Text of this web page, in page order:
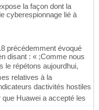
la façon dont la
cyberespionnage lié à
précédemment évoqué
disant : « ;Comme nous
le répétons aujourdhui,
relatives à la
dactivités hostiles
Huawei a accepté les